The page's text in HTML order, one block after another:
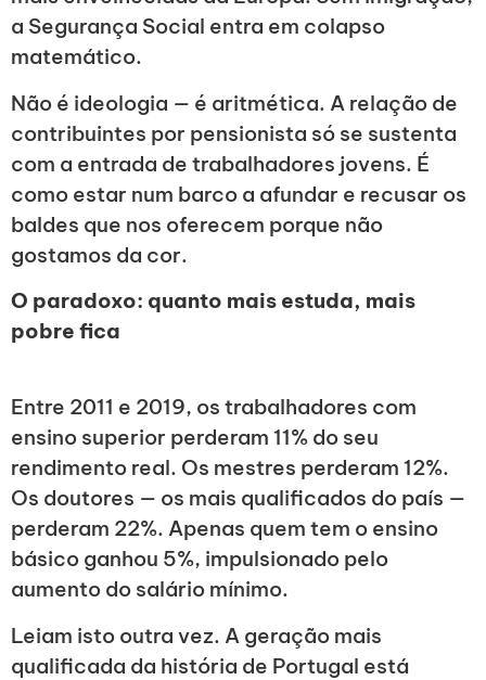
a Segurança Social entra em colapso
matemático.
Não é ideologia — é aritmética. A relação de
contribuintes por pensionista só se sustenta
com a entrada de trabalhadores jovens. É
como estar num barco a afundar e recusar os
baldes que nos oferecem porque não
gostamos da cor.
O paradoxo: quanto mais estuda, mais
pobre fica
Entre 2011 e 2019, os trabalhadores com
ensino superior perderam 11% do seu
rendimento real. Os mestres perderam 12%.
Os doutores — os mais qualificados do país —
perderam 22%. Apenas quem tem o ensino
básico ganhou 5%, impulsionado pelo
aumento do salário mínimo.
Leiam isto outra vez. A geração mais
qualificada da história de Portugal está